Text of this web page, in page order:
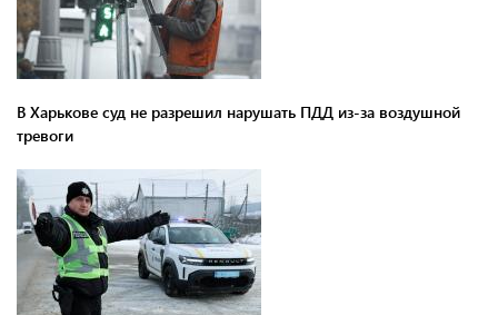
В Харькове суд не разрешил нарушать ПДД из-за воздушной
тревоги